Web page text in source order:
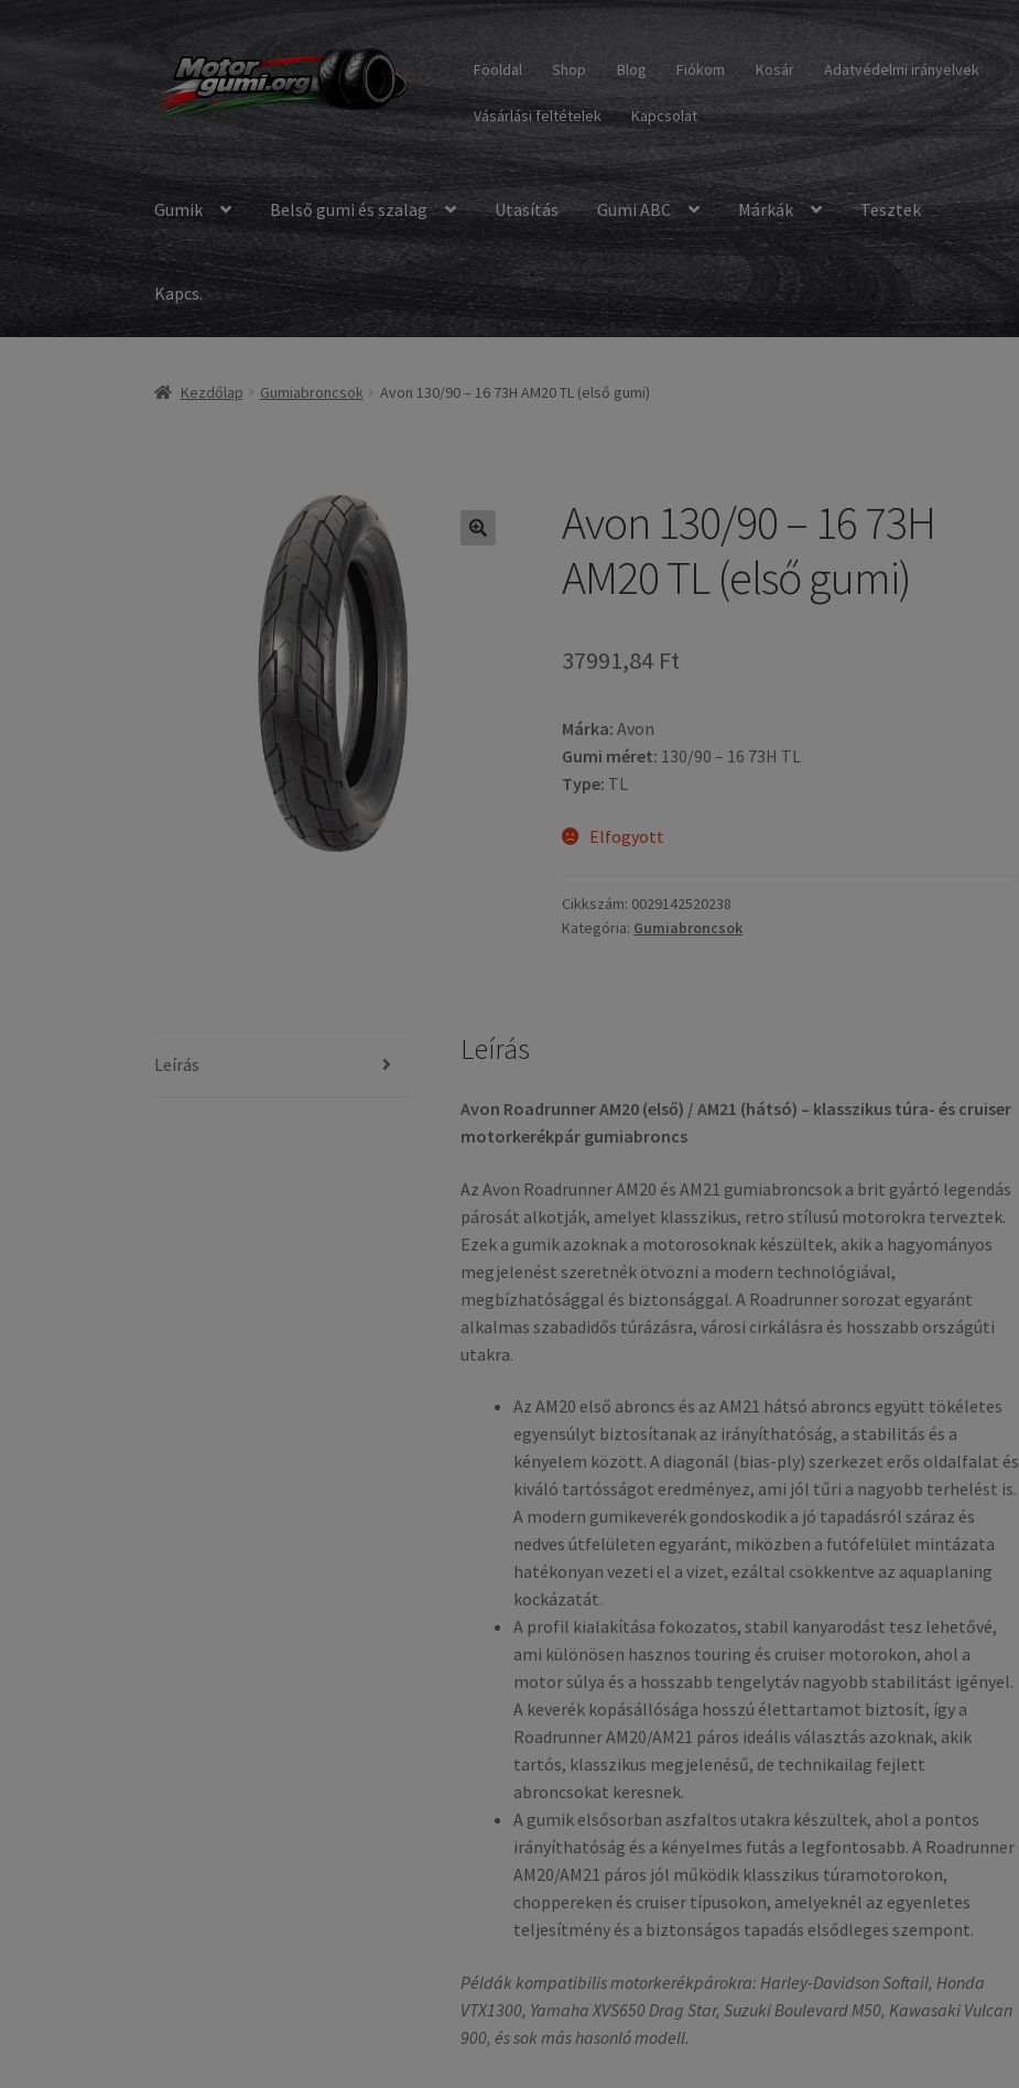
Ugrás
a
navigációhoz
Kilépés
a
tartalomba
Föoldal Shop Blog Fiókom Kosár Adatvédelmi irányelvek
Vásárlási feltételek Kapcsolat
Gumik Belső gumi és szalag Utasítás Gumi ABC Márkák Tesztek
Kapcs.
Kezdőlap Gumiabroncsok Avon 130/90 – 16 73H AM20 TL (első gumi)
Avon 130/90 – 16 73H
AM20 TL (első gumi)
37991,84 Ft
Márka: Avon
Gumi méret: 130/90 – 16 73H TL
Type: TL
Elfogyott
Cikkszám: 0029142520238
Kategória: Gumiabroncsok
Leírás Leírás
Avon Roadrunner AM20 (első) / AM21 (hátsó) – klasszikus túra- és cruiser
motorkerékpár gumiabroncs
Az Avon Roadrunner AM20 és AM21 gumiabroncsok a brit gyártó legendás
párosát alkotják, amelyet klasszikus, retro stílusú motorokra terveztek.
Ezek a gumik azoknak a motorosoknak készültek, akik a hagyományos
megjelenést szeretnék ötvözni a modern technológiával,
megbízhatósággal és biztonsággal. A Roadrunner sorozat egyaránt
alkalmas szabadidős túrázásra, városi cirkálásra és hosszabb országúti
utakra.
Az AM20 első abroncs és az AM21 hátsó abroncs együtt tökéletes
egyensúlyt biztosítanak az irányíthatóság, a stabilitás és a
kényelem között. A diagonál (bias-ply) szerkezet erős oldalfalat és
kiváló tartósságot eredményez, ami jól tűri a nagyobb terhelést is.
A modern gumikeverék gondoskodik a jó tapadásról száraz és
nedves útfelületen egyaránt, miközben a futófelület mintázata
hatékonyan vezeti el a vizet, ezáltal csökkentve az aquaplaning
kockázatát.
A profil kialakítása fokozatos, stabil kanyarodást tesz lehetővé,
ami különösen hasznos touring és cruiser motorokon, ahol a
motor súlya és a hosszabb tengelytáv nagyobb stabilitást igényel.
A keverék kopásállósága hosszú élettartamot biztosít, így a
Roadrunner AM20/AM21 páros ideális választás azoknak, akik
tartós, klasszikus megjelenésű, de technikailag fejlett
abroncsokat keresnek.
A gumik elsősorban aszfaltos utakra készültek, ahol a pontos
irányíthatóság és a kényelmes futás a legfontosabb. A Roadrunner
AM20/AM21 páros jól működik klasszikus túramotorokon,
choppereken és cruiser típusokon, amelyeknél az egyenletes
teljesítmény és a biztonságos tapadás elsődleges szempont.
Példák kompatibilis motorkerékpárokra: Harley-Davidson Softail, Honda
VTX1300, Yamaha XVS650 Drag Star, Suzuki Boulevard M50, Kawasaki Vulcan
900, és sok más hasonló modell.